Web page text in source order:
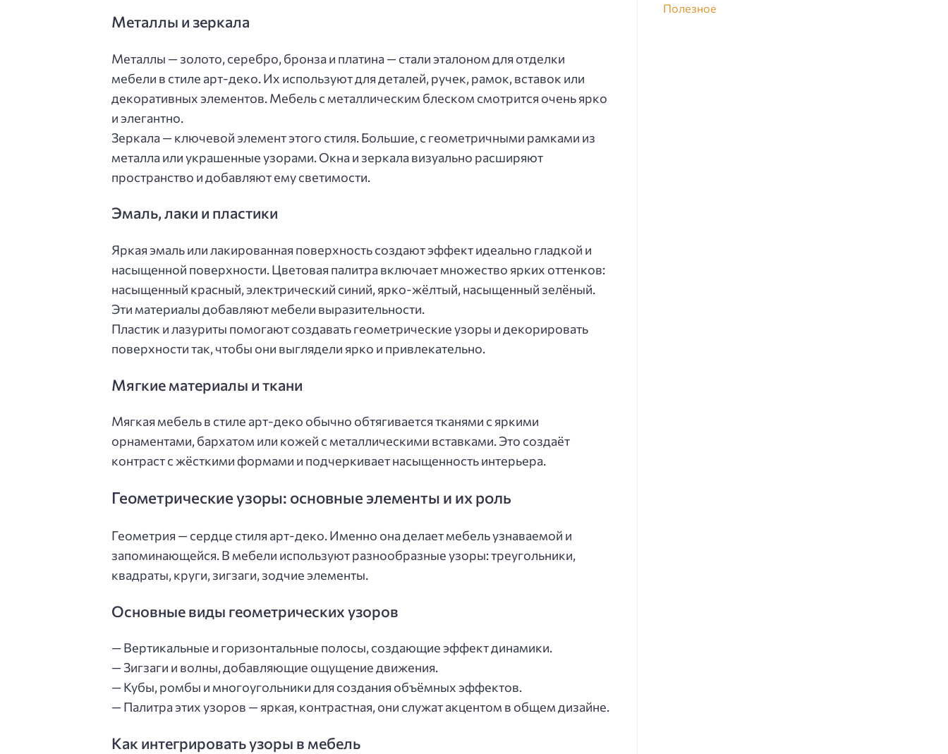
Металлы и зеркала
Металлы — золото, серебро, бронза и платина — стали эталоном для отделки
мебели в стиле арт-деко. Их используют для деталей, ручек, рамок, вставок или
декоративных элементов. Мебель с металлическим блеском смотрится очень ярко
и элегантно.
Зеркала — ключевой элемент этого стиля. Большие, с геометричными рамками из
металла или украшенные узорами. Окна и зеркала визуально расширяют
пространство и добавляют ему светимости.
Эмаль, лаки и пластики
Яркая эмаль или лакированная поверхность создают эффект идеально гладкой и
насыщенной поверхности. Цветовая палитра включает множество ярких оттенков:
насыщенный красный, электрический синий, ярко-жёлтый, насыщенный зелёный.
Эти материалы добавляют мебели выразительности.
Пластик и лазуриты помогают создавать геометрические узоры и декорировать
поверхности так, чтобы они выглядели ярко и привлекательно.
Мягкие материалы и ткани
Мягкая мебель в стиле арт-деко обычно обтягивается тканями с яркими
орнаментами, бархатом или кожей с металлическими вставками. Это создаёт
контраст с жёсткими формами и подчеркивает насыщенность интерьера.
Геометрические узоры: основные элементы и их роль
Геометрия — сердце стиля арт-деко. Именно она делает мебель узнаваемой и
запоминающейся. В мебели используют разнообразные узоры: треугольники,
квадраты, круги, зигзаги, зодчие элементы.
Основные виды геометрических узоров
— Вертикальные и горизонтальные полосы, создающие эффект динамики.
— Зигзаги и волны, добавляющие ощущение движения.
— Кубы, ромбы и многоугольники для создания объёмных эффектов.
— Палитра этих узоров — яркая, контрастная, они служат акцентом в общем дизайне.
Как интегрировать узоры в мебель
Полезное